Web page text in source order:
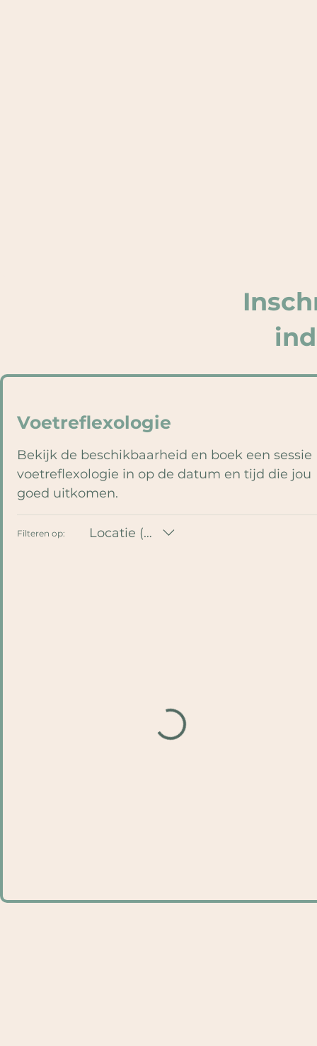
Voetreflexologie
Bekijk de beschikbaarheid en boek een sessie
voetreflexologie in op de datum en tijd die jou
goed uitkomen.
Filteren op: Locatie (Alle)